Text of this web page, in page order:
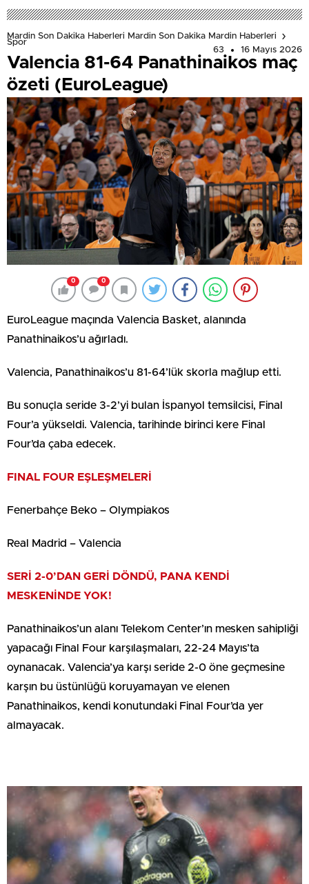
Mardin Son Dakika Haberleri Mardin Son Dakika Mardin Haberleri
Spor
63
16 Mayıs 2026
Valencia 81-64 Panathinaikos maç
özeti (EuroLeague)
0 0
EuroLeague maçında Valencia Basket, alanında
Panathinaikos’u ağırladı.
Valencia, Panathinaikos’u 81-64’lük skorla mağlup etti.
Bu sonuçla seride 3-2’yi bulan İspanyol temsilcisi, Final
Four’a yükseldi. Valencia, tarihinde birinci kere Final
Four’da çaba edecek.
FINAL FOUR EŞLEŞMELERİ
Fenerbahçe Beko – Olympiakos
Real Madrid – Valencia
SERİ 2-0’DAN GERİ DÖNDÜ, PANA KENDİ
MESKENİNDE YOK!
Panathinaikos’un alanı Telekom Center’ın mesken sahipliği
yapacağı Final Four karşılaşmaları, 22-24 Mayıs’ta
oynanacak. Valencia’ya karşı seride 2-0 öne geçmesine
karşın bu üstünlüğü koruyamayan ve elenen
Panathinaikos, kendi konutundaki Final Four’da yer
almayacak.